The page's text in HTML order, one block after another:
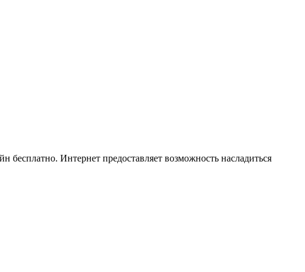
Интернет предоставляет возможность насладиться